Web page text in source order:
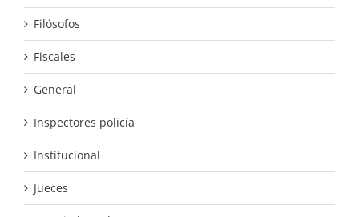
Filósofos
Fiscales
General
Inspectores policía
Institucional
Jueces